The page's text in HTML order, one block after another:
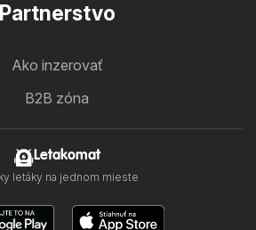
Partnerstvo
Ako inzerovať
B2B zóna
Letakomat
letáky na jednom mieste